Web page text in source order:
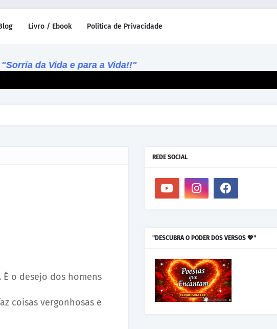
Livro / Ebook Politica de Privacidade
da Vida e para a Vida!!"
o desejo dos homens
coisas vergonhosas e
REDE SOCIAL
"DESCUBRA O PODER DOS VERSOS 💖"